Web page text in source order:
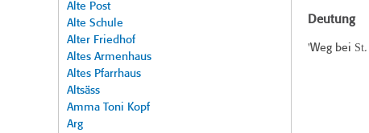
Alte Post
Alte Schule
Alter Friedhof
Altes Armenhaus
Altes Pfarrhaus
Altsäss
Amma Toni Kopf
Arg
Deutung
'Weg bei St.